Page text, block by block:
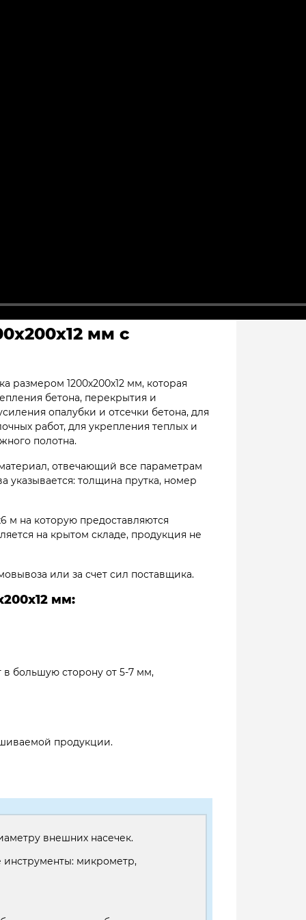
мм с
размером 1200х200х12 мм, которая
бетона, перекрытия и
опалубки и отсечки бетона, для
работ, для укрепления теплых и
полотна.
отвечающий все параметрам
указывается: толщина прутка, номер
м на которую предоставляются
на крытом складе, продукция не
или за счет сил поставщика.
мм:
в большую сторону от 5-7 мм,
продукции.
внешних насечек.
микрометр,